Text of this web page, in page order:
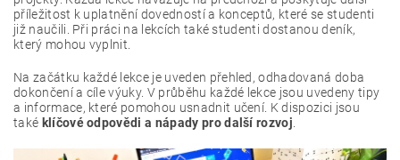
příležitost k uplatnění dovedností a konceptů, které se studenti
již naučili. Při práci na lekcích také studenti dostanou deník,
který mohou vyplnit.
Na začátku každé lekce je uveden přehled, odhadovaná doba
dokončení a cíle výuky. V průběhu každé lekce jsou uvedeny tipy
a informace, které pomohou usnadnit učení. K dispozici jsou
také klíčové odpovědi a nápady pro další rozvoj